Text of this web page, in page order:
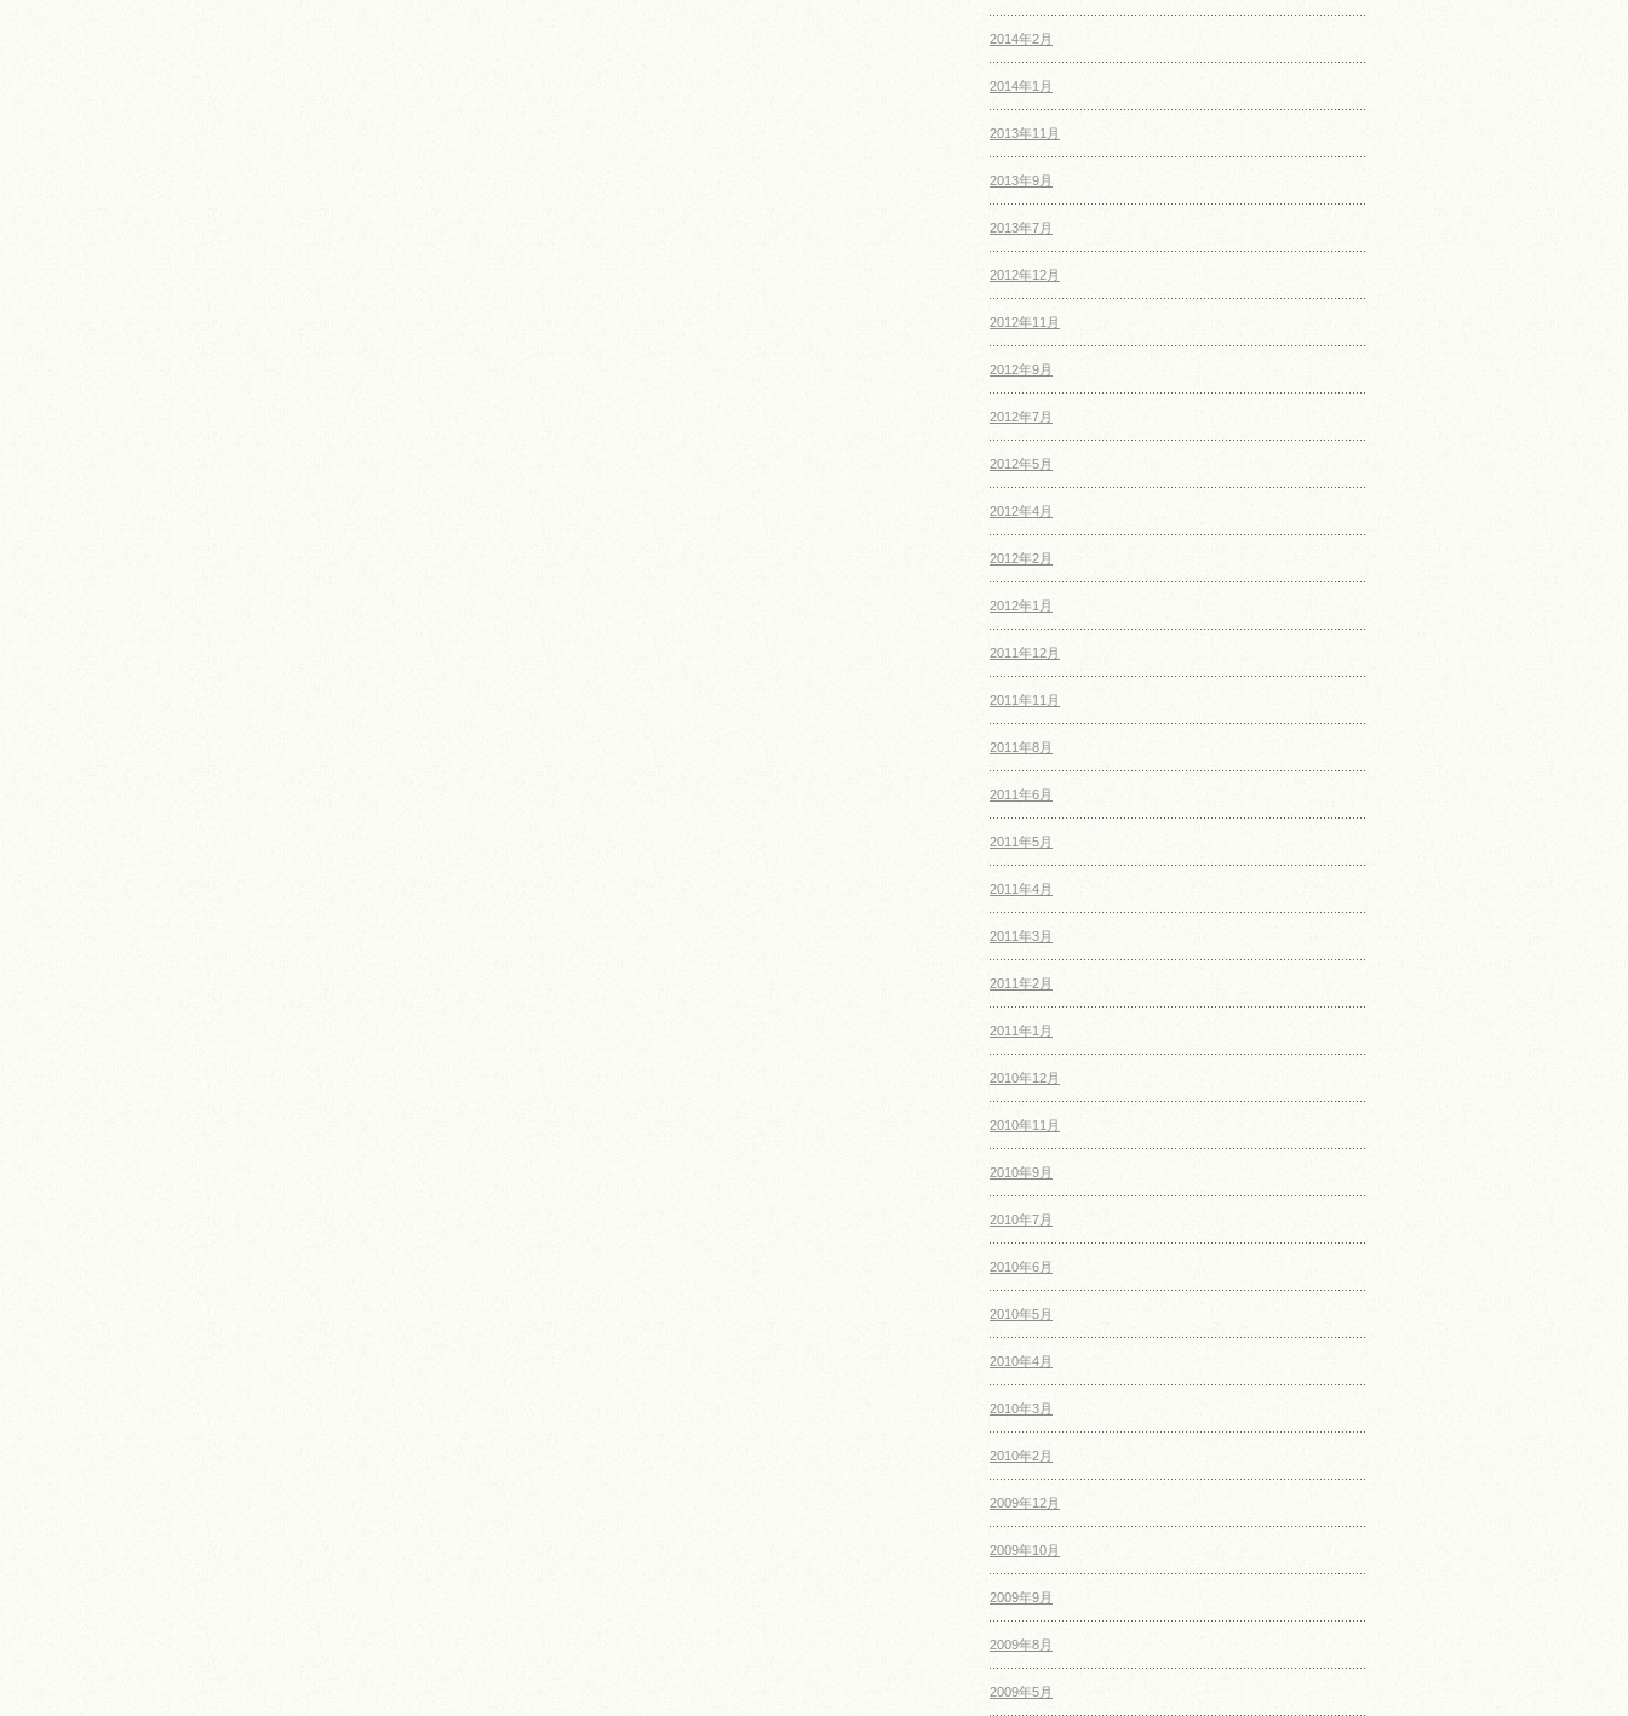
2014年2月
2014年1月
2013年11月
2013年9月
2013年7月
2012年12月
2012年11月
2012年9月
2012年7月
2012年5月
2012年4月
2012年2月
2012年1月
2011年12月
2011年11月
2011年8月
2011年6月
2011年5月
2011年4月
2011年3月
2011年2月
2011年1月
2010年12月
2010年11月
2010年9月
2010年7月
2010年6月
2010年5月
2010年4月
2010年3月
2010年2月
2009年12月
2009年10月
2009年9月
2009年8月
2009年5月